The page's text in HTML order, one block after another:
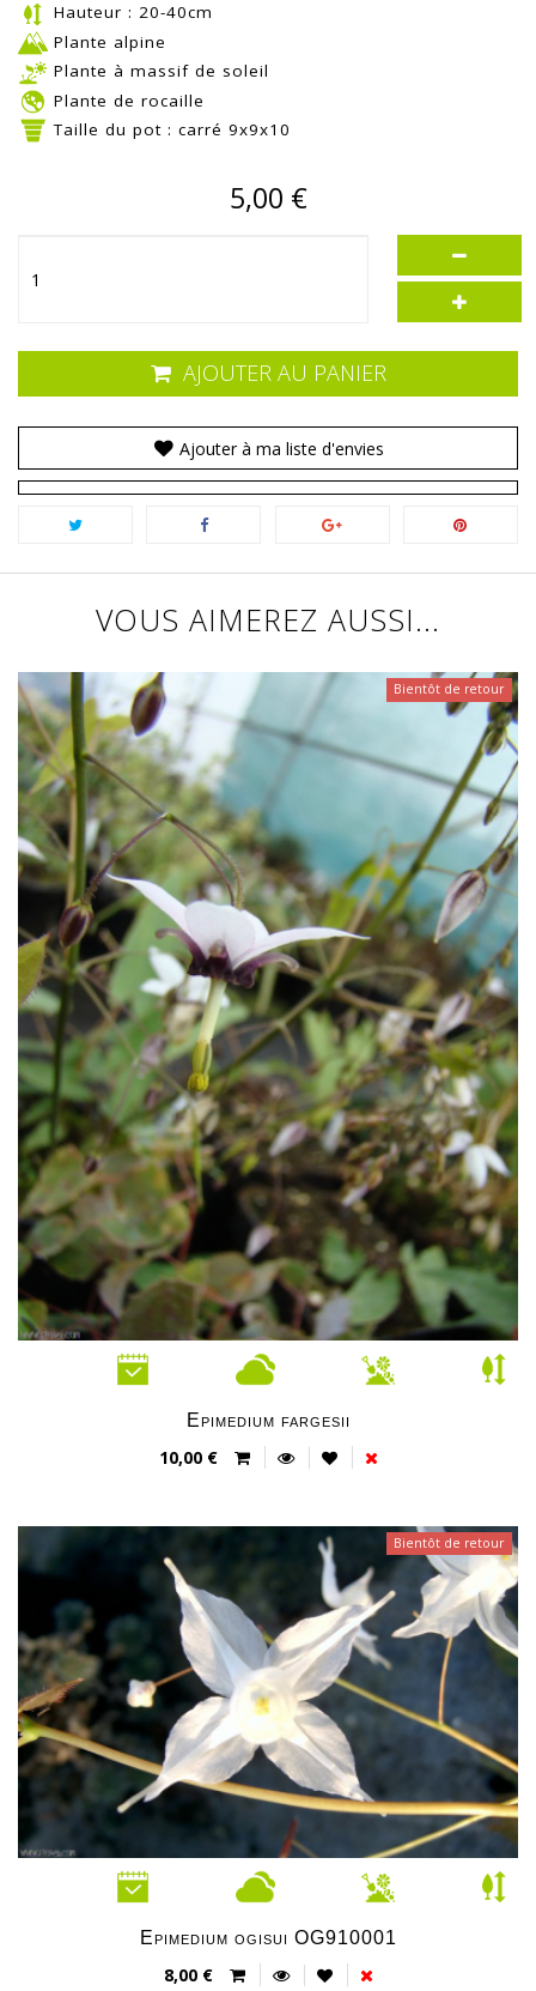
Hauteur : 20-40cm
Plante alpine
Plante à massif de soleil
Plante de rocaille
Taille du pot : carré 9x9x10
5,00 €
AJOUTER AU PANIER
Ajouter à ma liste d'envies
VOUS AIMEREZ AUSSI...
Bientôt de retour
Epimedium fargesii
10,00 €
Bientôt de retour
Epimedium ogisui OG910001
8,00 €